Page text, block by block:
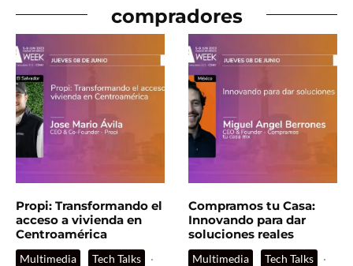
compradores
Propi: Transformando el
acceso a vivienda en
Centroamérica
Multimedia Tech Talks
·
Compramos tu Casa:
Innovando para dar
soluciones reales
Multimedia Tech Talks
·